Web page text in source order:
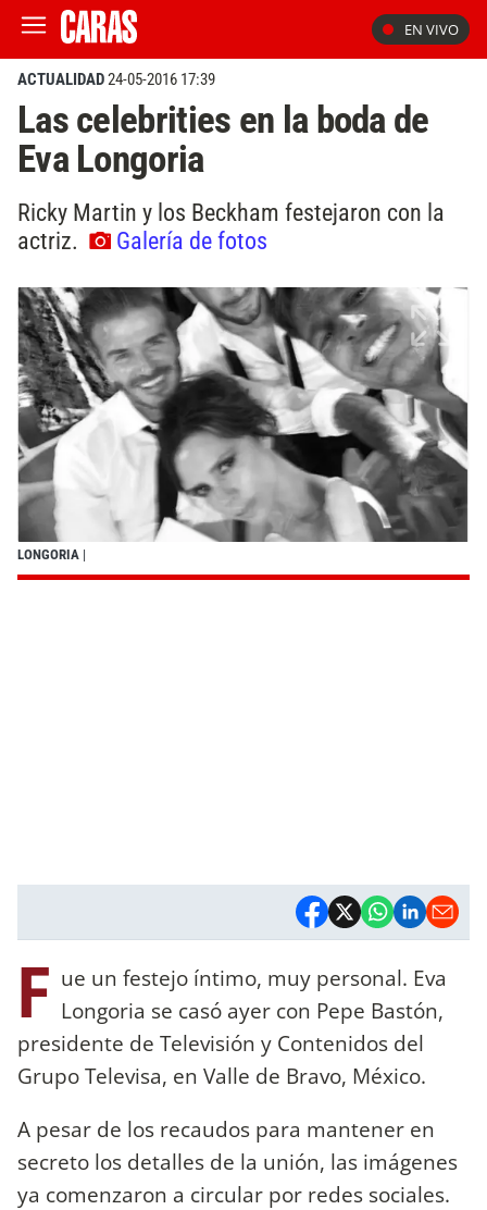
EN VIVO
ACTUALIDAD24-05-2016 17:39
Las celebrities en la boda de
Eva Longoria
Ricky Martin y los Beckham festejaron con la
actriz.
Galería de fotos
LONGORIA |
F ue un festejo íntimo, muy personal. Eva
Longoria se casó ayer con Pepe Bastón,
presidente de Televisión y Contenidos del
Grupo Televisa, en Valle de Bravo, México.
A pesar de los recaudos para mantener en
secreto los detalles de la unión, las imágenes
ya comenzaron a circular por redes sociales.